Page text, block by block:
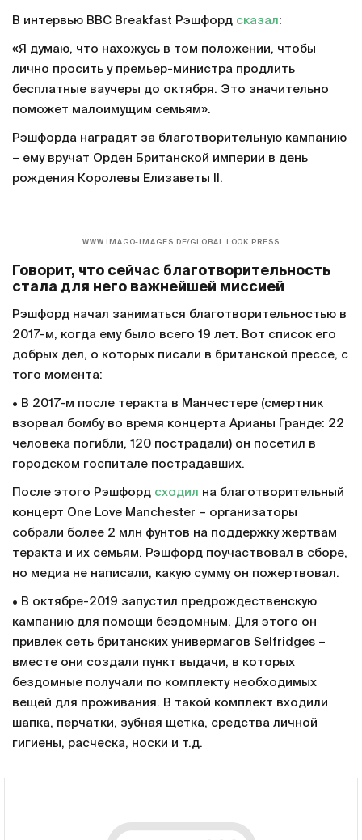
В интервью BBC Breakfast Рэшфорд сказал:
«Я думаю, что нахожусь в том положении, чтобы
лично просить у премьер-министра продлить
бесплатные ваучеры до октября. Это значительно
поможет малоимущим семьям».
Рэшфорда наградят за благотворительную кампанию
– ему вручат Орден Британской империи в день
рождения Королевы Елизаветы II.
WWW.IMAGO-IMAGES.DE/GLOBAL LOOK PRESS
Говорит, что сейчас благотворительность
стала для него важнейшей миссией
Рэшфорд начал заниматься благотворительностью в
2017-м, когда ему было всего 19 лет. Вот список его
добрых дел, о которых писали в британской прессе, с
того момента:
• В 2017-м после теракта в Манчестере (смертник
взорвал бомбу во время концерта Арианы Гранде: 22
человека погибли, 120 пострадали) он посетил в
городском госпитале пострадавших.
После этого Рэшфорд сходил на благотворительный
концерт One Love Manchester – организаторы
собрали более 2 млн фунтов на поддержку жертвам
теракта и их семьям. Рэшфорд поучаствовал в сборе,
но медиа не написали, какую сумму он пожертвовал.
• В октябре-2019 запустил предрождественскую
кампанию для помощи бездомным. Для этого он
привлек сеть британских универмагов Selfridges –
вместе они создали пункт выдачи, в которых
бездомные получали по комплекту необходимых
вещей для проживания. В такой комплект входили
шапка, перчатки, зубная щетка, средства личной
гигиены, расческа, носки и т.д.